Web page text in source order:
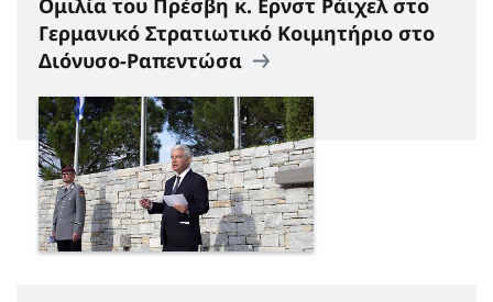
Ομιλία του Πρέσβη κ. Ερνστ Ράιχελ στο
Γερμανικό Στρατιωτικό Κοιμητήριο στο
Διόνυσο-Ραπεντώσα